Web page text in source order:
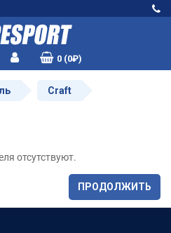
0 (0₽)
Craft
отсутствуют.
ПРОДОЛЖИТЬ